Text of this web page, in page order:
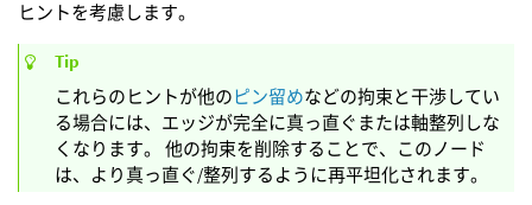
ヒントを考慮します。
Tip
これらのヒントが他のピン留めなどの拘束と干渉してい
る場合には、エッジが完全に真っ直ぐまたは軸整列しな
くなります。 他の拘束を削除することで、このノード
は、より真っ直ぐ/整列するように再平坦化されます。